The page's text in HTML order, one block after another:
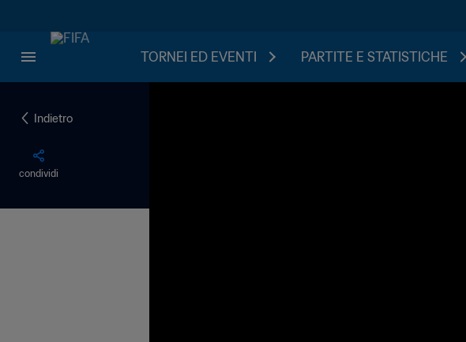
TORNEI ED EVENTI PARTITE E STATISTICHE
Indietro
condividi